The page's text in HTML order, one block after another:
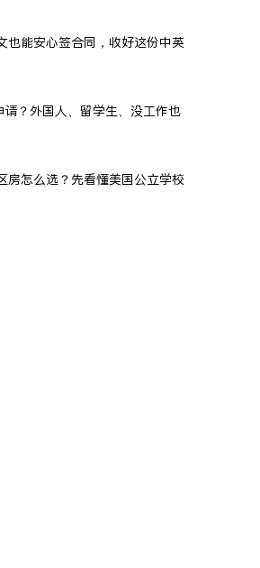
也能安心签合同，收好这份中英
请？外国人、留学生、没工作也
房怎么选？先看懂美国公立学校